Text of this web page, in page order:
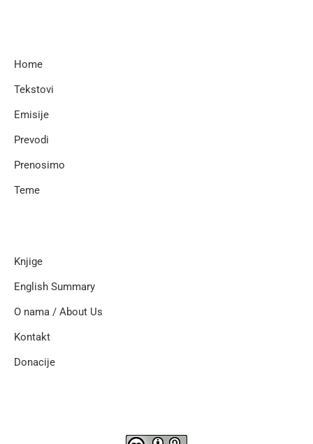
Home
Tekstovi
Emisije
Prevodi
Prenosimo
Teme
Knjige
English Summary
O nama / About Us
Kontakt
Donacije